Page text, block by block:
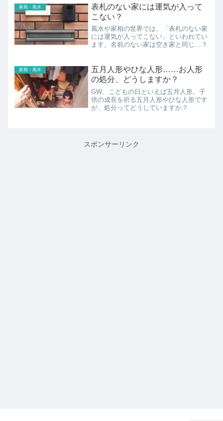
家相・風水
表札のない家には運気が入って
こない？
風水や家相の世界では、「表札のない家
には運気が入ってこない」といわれてい
ます。名前のない家は空き家と同じ…？
家相・風水
五月人形やひな人形……お人形
の処分、どうしますか？
GW、こどもの日といえば五月人形。子
供の成長を祈る五月人形やひな人形です
が、処分ってどうしていますか？
スポンサーリンク